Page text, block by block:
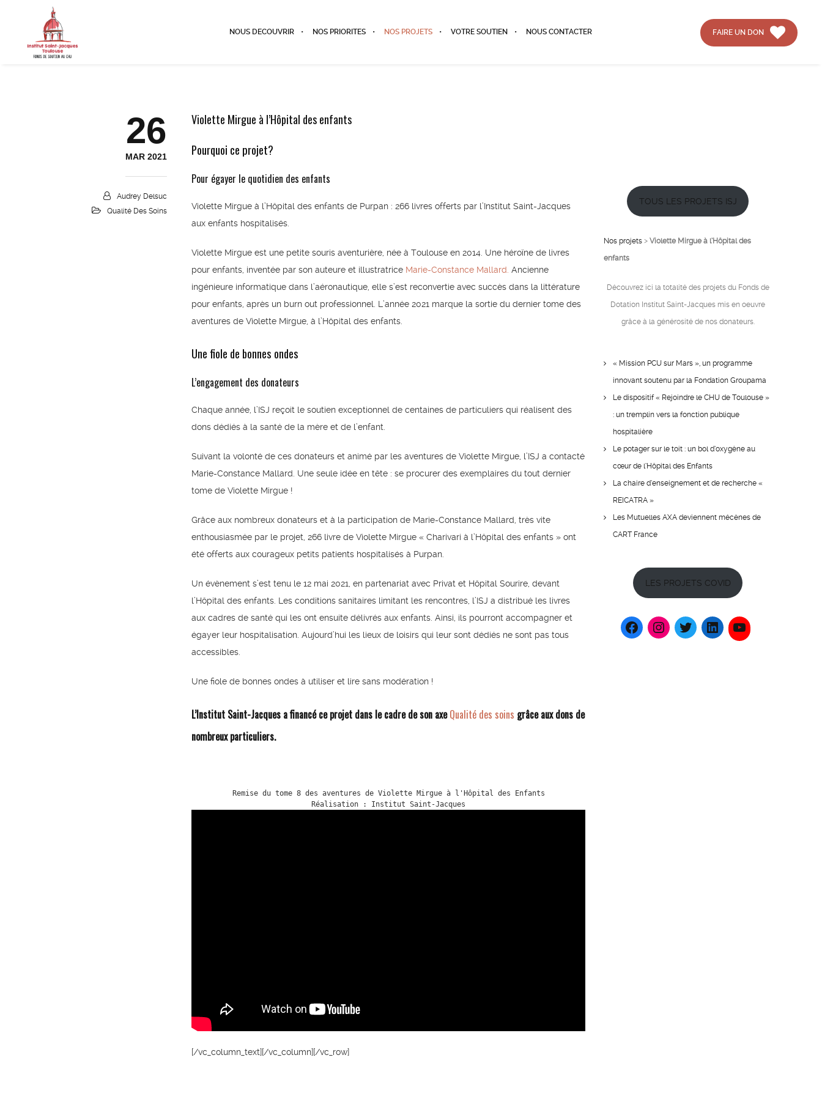
NOUS DECOUVRIR NOS PRIORITES NOS PROJETS VOTRE SOUTIEN NOUS CONTACTER FAIRE UN DON
26
MAR 2021
Audrey Delsuc
Qualité Des Soins
Violette Mirgue à l’Hôpital des enfants
Pourquoi ce projet?
Pour égayer le quotidien des enfants
Violette Mirgue à l’Hôpital des enfants de Purpan : 266 livres offerts par l’Institut Saint-Jacques
aux enfants hospitalisés.
Violette Mirgue est une petite souris aventurière, née à Toulouse en 2014. Une héroïne de livres
pour enfants, inventée par son auteure et illustratrice Marie-Constance Mallard. Ancienne
ingénieure informatique dans l’aéronautique, elle s’est reconvertie avec succès dans la littérature
pour enfants, après un burn out professionnel. L’année 2021 marque la sortie du dernier tome des
aventures de Violette Mirgue, à l’Hôpital des enfants.
Une fiole de bonnes ondes
L’engagement des donateurs
Chaque année, l’ISJ reçoit le soutien exceptionnel de centaines de particuliers qui réalisent des
dons dédiés à la santé de la mère et de l’enfant.
Suivant la volonté de ces donateurs et animé par les aventures de Violette Mirgue, l’ISJ a contacté
Marie-Constance Mallard. Une seule idée en tête : se procurer des exemplaires du tout dernier
tome de Violette Mirgue !
Grâce aux nombreux donateurs et à la participation de Marie-Constance Mallard, très vite
enthousiasmée par le projet, 266 livre de Violette Mirgue « Charivari à l’Hôpital des enfants » ont
été offerts aux courageux petits patients hospitalisés à Purpan.
Un évènement s’est tenu le 12 mai 2021, en partenariat avec Privat et Hôpital Sourire, devant
l’Hôpital des enfants. Les conditions sanitaires limitant les rencontres, l’ISJ a distribué les livres
aux cadres de santé qui les ont ensuite délivrés aux enfants. Ainsi, ils pourront accompagner et
égayer leur hospitalisation. Aujourd’hui les lieux de loisirs qui leur sont dédiés ne sont pas tous
accessibles.
Une fiole de bonnes ondes à utiliser et lire sans modération !
L’Institut Saint-Jacques a financé ce projet dans le cadre de son axeQualité des soins grâce aux dons de
nombreux particuliers.
Remise du tome 8 des aventures de Violette Mirgue à l'Hôpital des Enfants
[/vc_column_text][/vc_column][/vc_row]
TOUS LES PROJETS ISJ
Nos projets > Violette Mirgue à l’Hôpital des
enfants
Découvrez ici la totalité des projets du Fonds de
Dotation Institut Saint-Jacques mis en oeuvre
grâce à la générosité de nos donateurs.
« Mission PCU sur Mars », un programme
innovant soutenu par la Fondation Groupama
Le dispositif « Rejoindre le CHU de Toulouse »
: un tremplin vers la fonction publique
hospitalière
Le potager sur le toit : un bol d’oxygène au
cœur de l’Hôpital des Enfants
La chaire d’enseignement et de recherche «
REICATRA »
Les Mutuelles AXA deviennent mécènes de
CART France
LES PROJETS COVID